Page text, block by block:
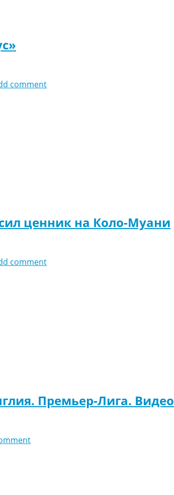
comment
ценник на Коло-Муани
comment
Премьер-Лига. Видео